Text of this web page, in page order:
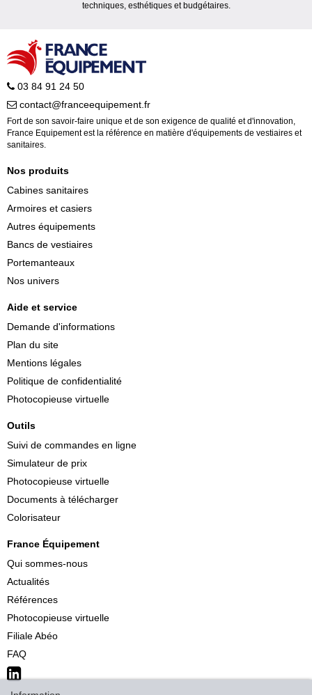
techniques, esthétiques et budgétaires.
03 84 91 24 50
contact@franceequipement.fr
Fort de son savoir-faire unique et de son exigence de qualité et d'innovation,
France Equipement est la référence en matière d'équipements de vestiaires et
sanitaires.
Nos produits
Cabines sanitaires
Armoires et casiers
Autres équipements
Bancs de vestiaires
Portemanteaux
Nos univers
Aide et service
Demande d'informations
Plan du site
Mentions légales
Politique de confidentialité
Photocopieuse virtuelle
Outils
Suivi de commandes en ligne
Simulateur de prix
Photocopieuse virtuelle
Documents à télécharger
Colorisateur
France Équipement
Qui sommes-nous
Actualités
Références
Photocopieuse virtuelle
Filiale Abéo
FAQ